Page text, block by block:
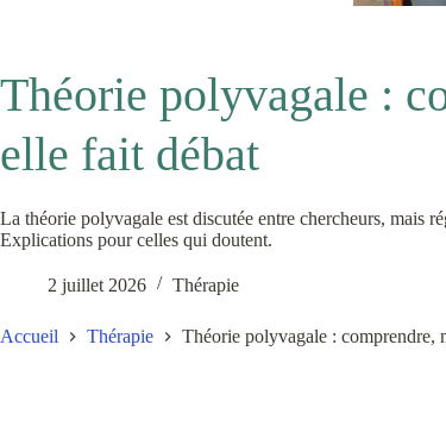
Théorie polyvagale :
elle fait débat
La théorie polyvagale est discutée entre chercheurs, mais
Explications pour celles qui doutent.
2 juillet 2026 Thérapie
Accueil Thérapie Théorie polyvagale : comprendre,